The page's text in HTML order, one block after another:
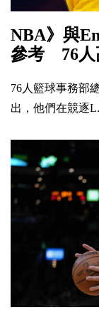
NBA》與
參考 76人
76人籃球事務部
出，他們在競逐